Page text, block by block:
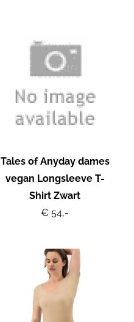
Tales of Anyday dames
vegan Longsleeve T-
Shirt Zwart
€ 54,-